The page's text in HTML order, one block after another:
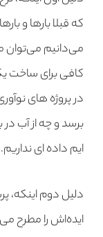
که قبلا بارها و
می‌دانیم می‌توان
کافی برای ساخت
در پروژه های
برسد و چه از آب در
ایم داده ای نداریم.
دلیل دوم اینکه،
ایده‌اش را مطرح می